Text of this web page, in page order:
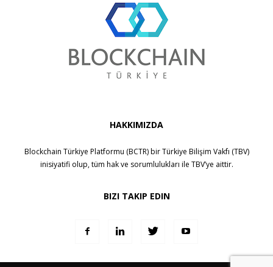
HAKKIMIZDA
Blockchain Türkiye Platformu (BCTR) birTürkiye Bilişim Vakfı (TBV)
inisiyatifi olup, tüm hak ve sorumlulukları ile TBV’ye aittir.
BIZI TAKIP EDIN